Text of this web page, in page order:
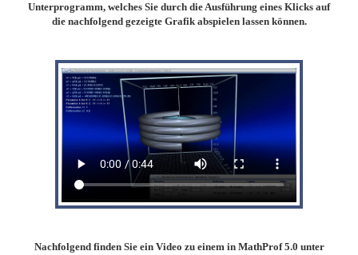
Unterprogramm, welches Sie durch die Ausführung eines Klicks auf
die nachfolgend gezeigte Grafik abspielen lassen können.
Nachfolgend finden Sie ein Video zu einem in MathProf 5.0 unter